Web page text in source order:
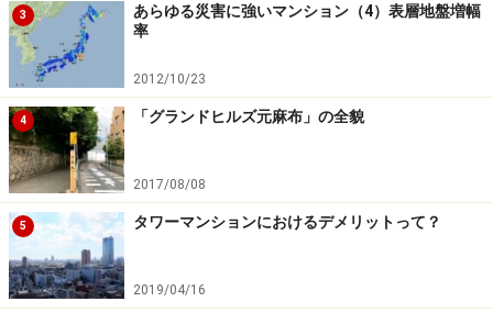
3
あらゆる災害に強いマンション（4）表層地盤増幅
率
2012/10/23
4 「グランドヒルズ元麻布」の全貌
2017/08/08
5 タワーマンションにおけるデメリットって？
2019/04/16